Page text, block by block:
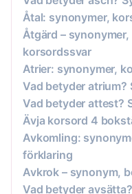
Åtal: synonymer,
Åtgärd –
korsordssvar
Atrier: synonymer,
Vad betyder
Vad betyder attest?
Ävja korsord 4
Avkomling:
förklaring
Avkrok – synonym,
Vad betyder